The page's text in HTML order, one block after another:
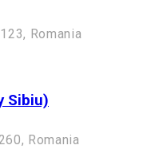
Romania
Sibiu)
Romania